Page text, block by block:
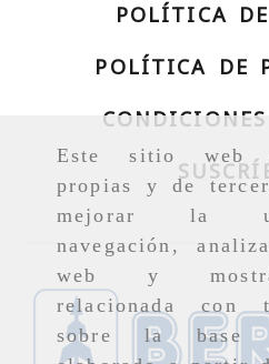
Este sitio web
propias y de
mejorar la
navegación,
web y
relacionada con
sobre la
POLÍTICA
POLÍTICA DE